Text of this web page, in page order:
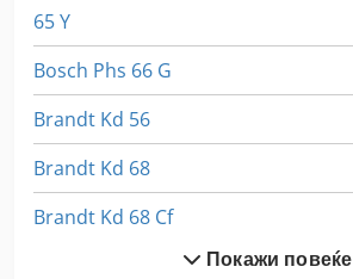
65 Y
Bosch Phs 66 G
Brandt Kd 56
Brandt Kd 68
Brandt Kd 68 Cf
Покажи повеќе